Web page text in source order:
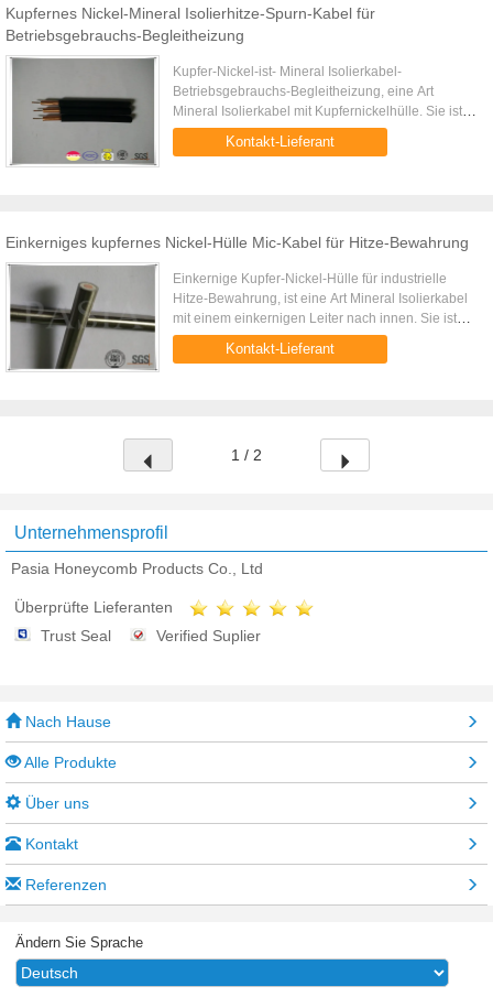
Kupfernes Nickel-Mineral Isolierhitze-Spurn-Kabel für
Betriebsgebrauchs-Begleitheizung
Kupfer-Nickel-ist- Mineral Isolierkabel-
Betriebsgebrauchs-Begleitheizung, eine Art
Mineral Isolierkabel mit Kupfernickelhülle. Sie ist in
der Begleitheizungsanwendung in Anlagen weit
verbreitet, in denen ...
Kontakt-Lieferant
Einkerniges kupfernes Nickel-Hülle Mic-Kabel für Hitze-Bewahrung
Einkernige Kupfer-Nickel-Hülle für industrielle
Hitze-Bewahrung, ist eine Art Mineral Isolierkabel
mit einem einkernigen Leiter nach innen. Sie ist
auf industrieller Wärmedämmung durch die
elektrische Heizung ...
Kontakt-Lieferant
1 / 2
Unternehmensprofil
Pasia Honeycomb Products Co., Ltd
Überprüfte Lieferanten
Trust Seal
Verified Suplier
Nach Hause
Alle Produkte
Über uns
Kontakt
Referenzen
Ändern Sie Sprache